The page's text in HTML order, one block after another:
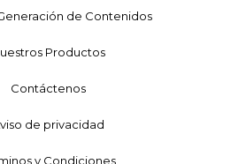
de Contenidos
Productos
Contáctenos
de privacidad
y Condiciones